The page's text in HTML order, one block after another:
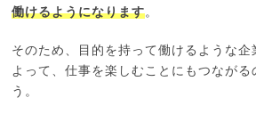
働けるようになります。
そのため、目的を持って働けるような企
よって、仕事を楽しむことにもつながる
う。